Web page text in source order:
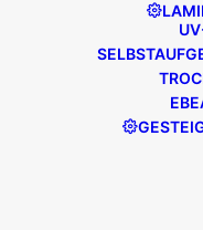
EDALE
DUBAI,
Edale ist ein
von erstklassigen,